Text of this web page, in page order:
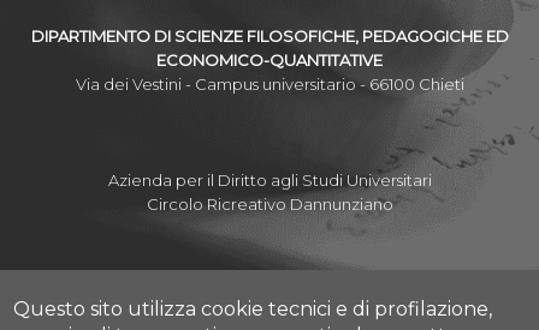
DIPARTIMENTO DI SCIENZE FILOSOFICHE, PEDAGOGICHE ED
ECONOMICO-QUANTITATIVE
Via dei Vestini - Campus universitario - 66100 Chieti
Azienda per il Diritto agli Studi Universitari
Circolo Ricreativo Dannunziano
Albo Pretorio Online
Questo sito utilizza cookie tecnici e di profilazione,